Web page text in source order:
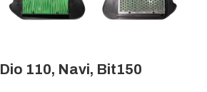
110, Navi, Bit150